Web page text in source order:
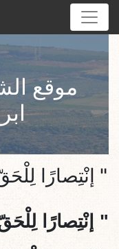
موقع
" إنْتِصارًا
" إنْتِصارًا